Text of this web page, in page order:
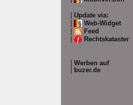
Update via:
Web-Widget
Feed
Rechtskataster
Werben auf
buzer.de